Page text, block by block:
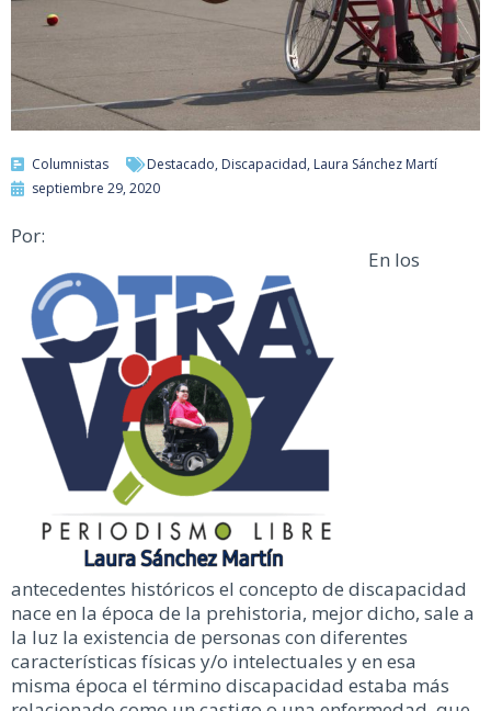
Columnistas Destacado, Discapacidad, Laura Sánchez Martí
septiembre 29, 2020
Por:
En los
antecedentes históricos el concepto de discapacidad
nace en la época de la prehistoria, mejor dicho, sale a
la luz la existencia de personas con diferentes
características físicas y/o intelectuales y en esa
misma época el término discapacidad estaba más